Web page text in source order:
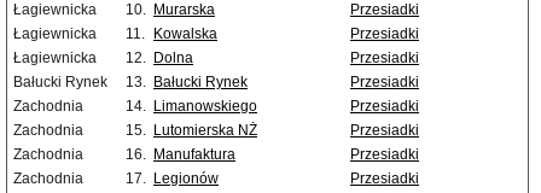
Łagiewnicka
10. Murarska
Przesiadki
Łagiewnicka
11. Kowalska
Przesiadki
Łagiewnicka
12. Dolna
Przesiadki
Bałucki Rynek
13. Bałucki Rynek
Przesiadki
Zachodnia
14. Limanowskiego
Przesiadki
Zachodnia
15. Lutomierska NŻ
Przesiadki
Zachodnia
16. Manufaktura
Przesiadki
Zachodnia
17. Legionów
Przesiadki